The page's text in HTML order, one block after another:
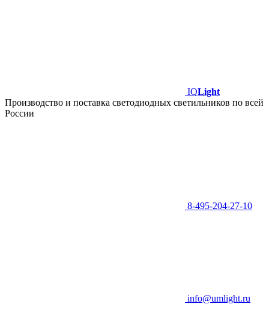
IQLight
Производство и поставка светодиодных светильников по всей
России
8-495-204-27-10
info@umlight.ru